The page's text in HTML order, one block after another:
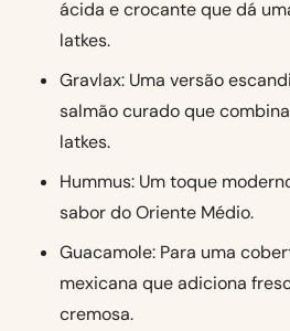
ácida e crocante que dá
latkes.
Gravlax: Uma versão
salmão curado que
latkes.
Hummus: Um toque
sabor do Oriente Médio.
Guacamole: Para uma
mexicana que adiciona
cremosa.